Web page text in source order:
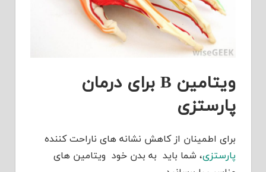
ویتامین B برای درمان
پارستزی
برای اطمینان از کاهش نشانه های ناراحت کننده
پارستزی، شما باید به بدن خود ویتامین های